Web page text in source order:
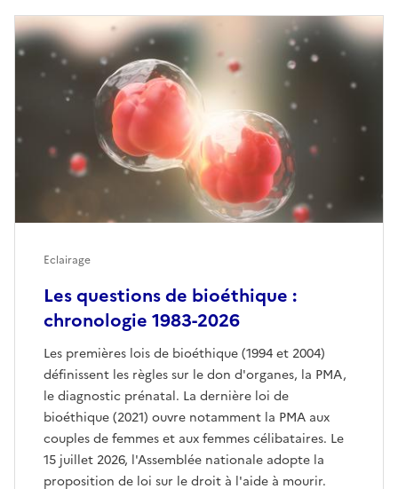
Les questions de bioéthique :
chronologie 1983-2026
Les premières lois de bioéthique (1994 et 2004)
définissent les règles sur le don d'organes, la PMA,
le diagnostic prénatal. La dernière loi de
bioéthique (2021) ouvre notamment la PMA aux
couples de femmes et aux femmes célibataires. Le
15 juillet 2026, l'Assemblée nationale adopte la
proposition de loi sur le droit à l'aide à mourir.
Eclairage